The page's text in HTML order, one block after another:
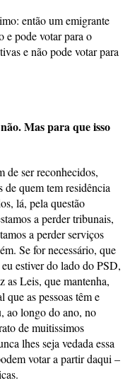
então um emigrante
e pode votar para o
e não pode votar para
Mas para que isso
de ser reconhecidos,
de quem tem residência
lá, pela questão
a perder tribunais,
a perder serviços
Se for necessário, que
estiver do lado do PSD,
as Leis, que mantenha,
as pessoas têm e
ao longo do ano, no
de muitissimos
lhes seja vedada essa
votar a partir daqui –